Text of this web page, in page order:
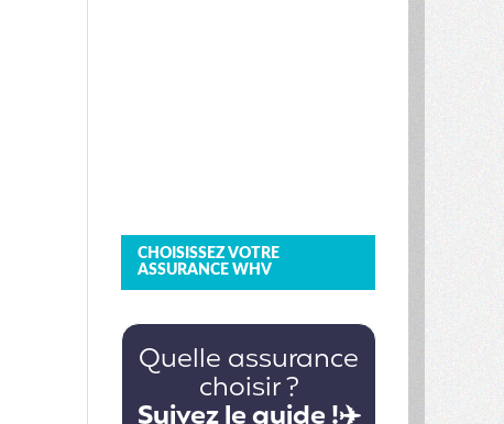
CHOISISSEZ VOTRE
ASSURANCE WHV